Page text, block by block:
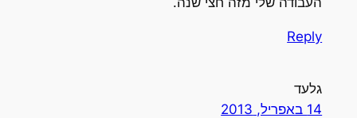
Reply
גלעד
14 באפריל, 2013